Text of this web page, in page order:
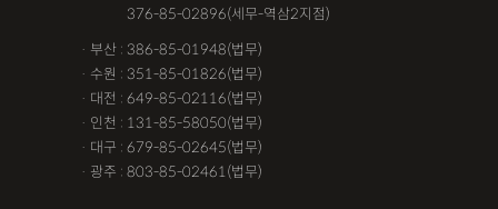
376-85-02896(세무-역삼2지점)
· 부산 : 386-85-01948(법무)
· 수원 : 351-85-01826(법무)
· 대전 : 649-85-02116(법무)
· 인천 : 131-85-58050(법무)
· 대구 : 679-85-02645(법무)
· 광주 : 803-85-02461(법무)